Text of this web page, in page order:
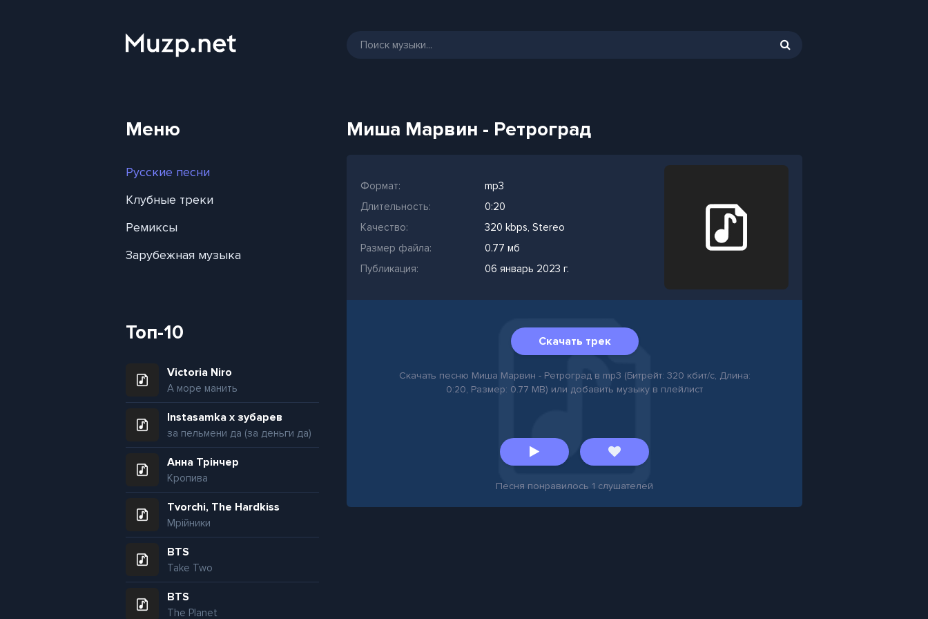
Меню
Русские песни
Клубные треки
Ремиксы
Зарубежная музыка
Топ-10
Victoria Niro
А море манить
Instasamka x зубарев
за пельмени да (за деньги да)
Анна Трінчер
Кропива
Tvorchi, The Hardkiss
Мрійники
BTS
Take Two
BTS
The Planet
Миша Марвин - Ретроград
Формат:
mp3
Длительность:
0:20
Качество:
320 kbps, Stereo
Размер файла:
0.77 мб
Публикация:
06 январь 2023 г.
Скачать трек
Скачать песню Миша Марвин - Ретроград в mp3 (Битрейт: 320 кбит/с, Длина:
0:20, Размер: 0.77 MB) или добавить музыку в плейлист
Песня понравилось 1 слушателей